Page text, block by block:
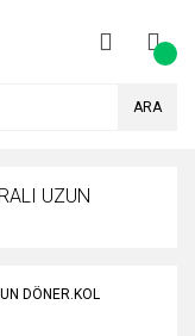
ARA
UZUN